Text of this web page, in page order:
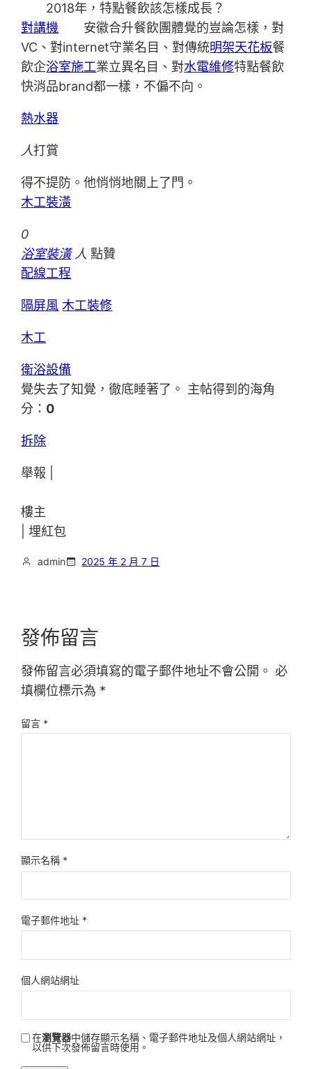
2018年，特點餐飲該怎樣成長？
對講機 安徽合升餐飲團體覺的豈論怎樣，對
VC、對internet守業名目、對傳統明架天花板餐
飲企浴室施工業立異名目、對水電維修特點餐飲
快消品brand都一樣，不偏不向。
熱水器
人打賞
得不提防。他悄悄地關上了門。
木工裝潢
0
浴室裝潢人 點贊
配線工程
隔屏風 木工裝修
木工
衛浴設備
覺失去了知覺，徹底睡著了。 主帖得到的海角
分： 0
拆除
舉報 |
樓主
|埋紅包
admin 2025 年 2 月 7 日
發佈留言
發佈留言必須填寫的電子郵件地址不會公開。 必
填欄位標示為 *
留言 *
顯示名稱 *
電子郵件地址 *
個人網站網址
在瀏覽器中儲存顯示名稱、電子郵件地址及個人網站網址，
以供下次發佈留言時使用。